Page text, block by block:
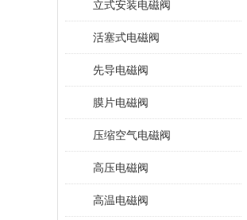
立式安装电磁阀
活塞式电磁阀
先导电磁阀
膜片电磁阀
压缩空气电磁阀
高压电磁阀
高温电磁阀